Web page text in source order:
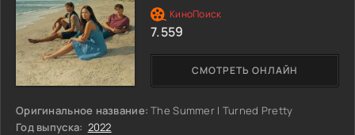
Оригинальное название: The Summer I Turned Pretty
Год выпуска: 2022
СМОТРЕТЬ ОНЛАЙН
7.559